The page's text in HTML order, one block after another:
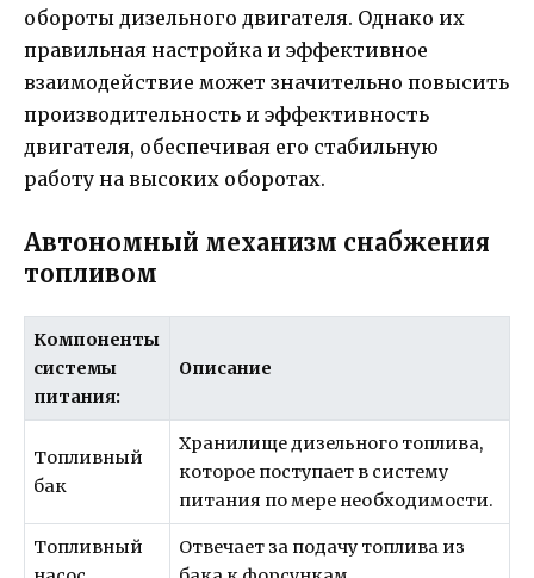
обороты дизельного двигателя. Однако их
правильная настройка и эффективное
взаимодействие может значительно повысить
производительность и эффективность
двигателя, обеспечивая его стабильную
работу на высоких оборотах.
Автономный механизм снабжения
топливом
Компоненты
системы
питания:
Описание
Топливный
бак
Хранилище дизельного топлива,
которое поступает в систему
питания по мере необходимости.
Топливный
Отвечает за подачу топлива из